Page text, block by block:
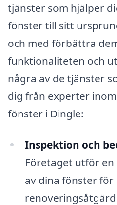
tjänster som hjälper
fönster till sitt
och med förbättra
funktionaliteten och
några av de tjänster
dig från experter
fönster i Dingle:
Inspektion och
Företaget utför
av dina fönster